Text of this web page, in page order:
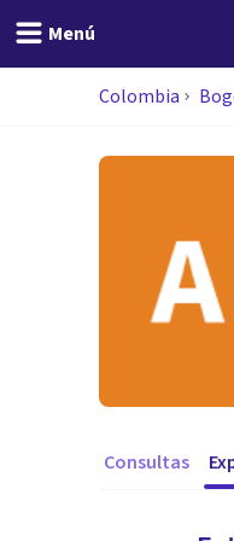
Menú
Colombia
Consultas